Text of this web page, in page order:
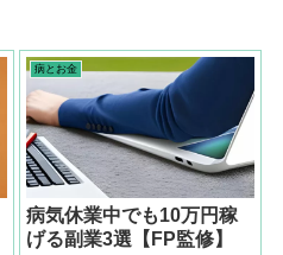
病とお金
病気休業中でも10万円稼
げる副業3選【FP監修】